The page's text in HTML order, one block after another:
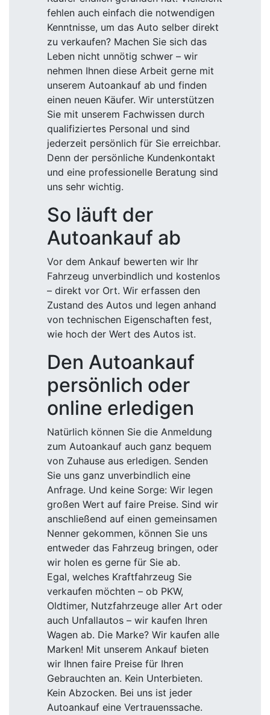
fehlen auch einfach die notwendigen
Kenntnisse, um das Auto selber direkt
zu verkaufen? Machen Sie sich das
Leben nicht unnötig schwer – wir
nehmen Ihnen diese Arbeit gerne mit
unserem Autoankauf ab und finden
einen neuen Käufer. Wir unterstützen
Sie mit unserem Fachwissen durch
qualifiziertes Personal und sind
jederzeit persönlich für Sie erreichbar.
Denn der persönliche Kundenkontakt
und eine professionelle Beratung sind
uns sehr wichtig.
So läuft der
Autoankauf ab
Vor dem Ankauf bewerten wir Ihr
Fahrzeug unverbindlich und kostenlos
– direkt vor Ort. Wir erfassen den
Zustand des Autos und legen anhand
von technischen Eigenschaften fest,
wie hoch der Wert des Autos ist.
Den Autoankauf
persönlich oder
online erledigen
Natürlich können Sie die Anmeldung
zum Autoankauf auch ganz bequem
von Zuhause aus erledigen. Senden
Sie uns ganz unverbindlich eine
Anfrage. Und keine Sorge: Wir legen
großen Wert auf faire Preise. Sind wir
anschließend auf einen gemeinsamen
Nenner gekommen, können Sie uns
entweder das Fahrzeug bringen, oder
wir holen es gerne für Sie ab.
Egal, welches Kraftfahrzeug Sie
verkaufen möchten – ob PKW,
Oldtimer, Nutzfahrzeuge aller Art oder
auch Unfallautos – wir kaufen Ihren
Wagen ab. Die Marke? Wir kaufen alle
Marken! Mit unserem Ankauf bieten
wir Ihnen faire Preise für Ihren
Gebrauchten an. Kein Unterbieten.
Kein Abzocken. Bei uns ist jeder
Autoankauf eine Vertrauenssache.